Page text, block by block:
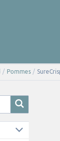
/ Pommes /